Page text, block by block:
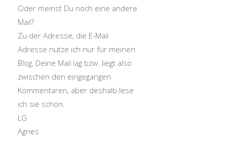
Oder meinst Du noch eine andere
Mail?
Zu der Adresse, die E-Mail
Adresse nutze ich nur für meinen
Blog, Deine Mail lag bzw. liegt also
zwischen den eingegangen
Kommentaren, aber deshalb lese
ich sie schon.
LG
Agnes